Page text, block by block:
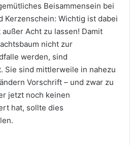
Beisammensein bei
Kerzenschein: Wichtig ist dabei
Acht zu lassen! Damit
nicht zur
werden, sind
Sie sind mittlerweile in nahezu
Vorschrift – und zwar zu
jetzt noch keinen
hat, sollte dies